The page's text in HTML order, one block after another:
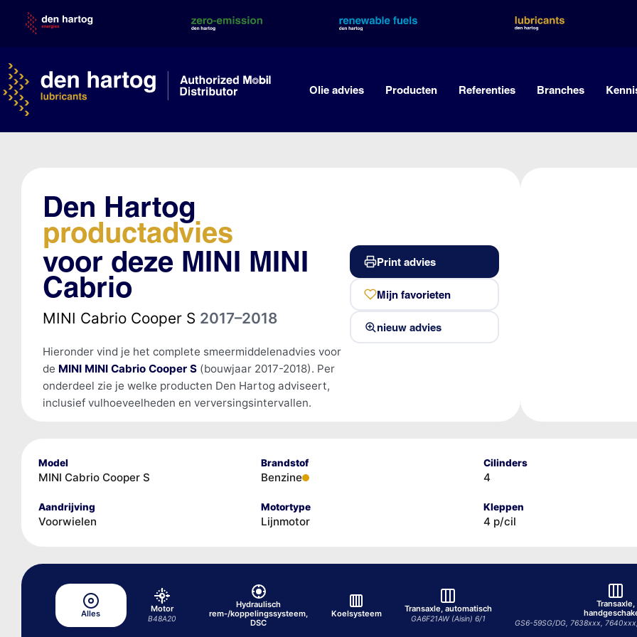
content
Olie advies Producten Referenties Branches
Den Hartog
productadvies
voor deze MINI MINI
Cabrio
MINI Cabrio Cooper S 2017–2018
Hieronder vind je het complete smeermiddelenadvies voor
de MINI MINI Cabrio Cooper S(bouwjaar 2017-2018). Per
onderdeel zie je welke producten Den Hartog adviseert,
inclusief vulhoeveelheden en verversingsintervallen.
Print advies
Mijn favorieten
nieuw advies
Model
MINI Cabrio Cooper S
Brandstof
Benzine
Cilinders
4
Aandrijving
Voorwielen
Motortype
Lijnmotor
Kleppen
4 p/cil
Alles
Motor
B48A20
Hydraulisch
rem-/koppelingssysteem,
DSC
Koelsysteem
Transaxle, automatisch
GA6F21AW (Aisin) 6/1
Transaxle,
GS6-59SG/DG, 7638xxx,